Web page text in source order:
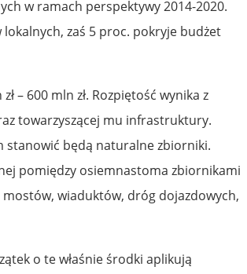
w ramach perspektywy 2014-2020.
zaś 5 proc. pokryje budżet
– 600 mln zł. Rozpiętość wynika z
towarzyszącej mu infrastruktury.
stanowić będą naturalne zbiorniki.
pomiędzy osiemnastoma zbiornikami
mostów, wiaduktów, dróg dojazdowych,
o te właśnie środki aplikują